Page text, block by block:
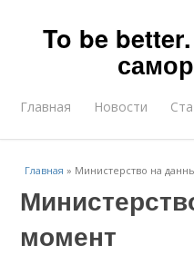
To be
Главная Новости
Главная » Министерство на
момент